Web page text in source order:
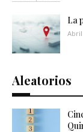
La
Abril
Aleatorios